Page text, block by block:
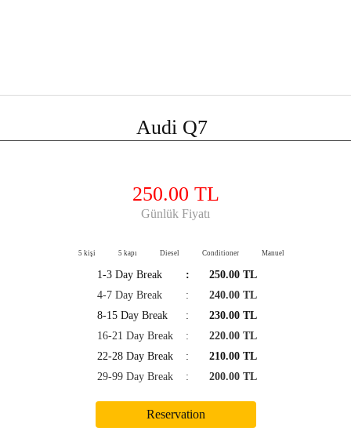
Audi Q7
250.00 TL
Günlük Fiyatı
5 kişi 5 kapı Diesel Conditioner Manuel
1-3 Day Break :
250.00 TL
4-7 Day Break
:
240.00 TL
8-15 Day Break
:
230.00 TL
16-21 Day Break
:
220.00 TL
22-28 Day Break
:
210.00 TL
29-99 Day Break
: 200.00 TL